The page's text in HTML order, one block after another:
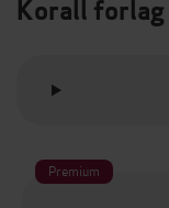
Korall forlag
Premium